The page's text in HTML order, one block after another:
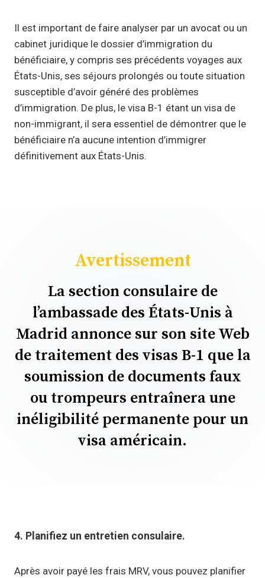
Il est important de faire analyser par un avocat ou un
cabinet juridique le dossier d’immigration du
bénéficiaire, y compris ses précédents voyages aux
États-Unis, ses séjours prolongés ou toute situation
susceptible d’avoir généré des problèmes
d’immigration. De plus, le visa B-1 étant un visa de
non-immigrant, il sera essentiel de démontrer que le
bénéficiaire n’a aucune intention d’immigrer
définitivement aux États-Unis.
Avertissement
La section consulaire de
l’ambassade des États-Unis à
Madrid annonce sur son site Web
de traitement des visas B-1 que la
soumission de documents faux
ou trompeurs entraînera une
inéligibilité permanente pour un
visa américain.
4. Planifiez un entretien consulaire.
Après avoir payé les frais MRV, vous pouvez planifier